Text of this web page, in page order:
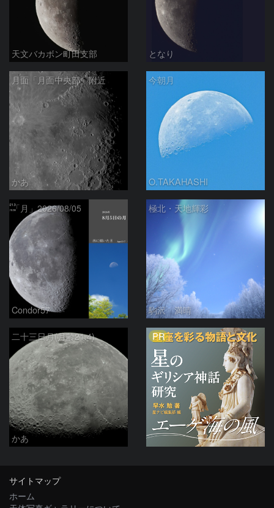
天文バカボン町田支部 となり
月面「月面中央部」附近
かあ
今朝月
O.TAKAHASHI
「月」2026/08/05
Condor57
極北・天地輝彩
駒沢 満晴
二十三日月(月齢21.4)
かあ
PR
サイトマップ
ホーム